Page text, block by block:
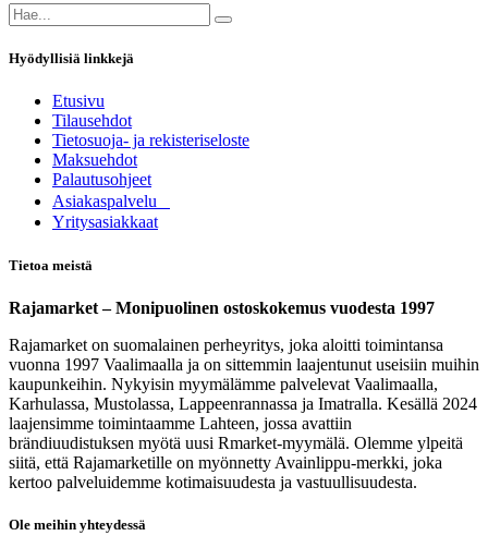
Hyödyllisiä linkkejä
Etusivu
Tilausehdot
Tietosuoja- ja rekisteriseloste
Maksuehdot
Palautusohjeet
Asia​k​aspalvelu
​Yritysasiakkaat
Tietoa meistä
Rajamarket – Monipuolinen ostoskokemus vuodesta 1997
Rajamarket on suomalainen perheyritys, joka aloitti toimintansa
vuonna 1997 Vaalimaalla ja on sittemmin laajentunut useisiin muihin
kaupunkeihin. Nykyisin myymälämme palvelevat Vaalimaalla,
Karhulassa, Mustolassa, Lappeenrannassa ja Imatralla. Kesällä 2024
laajensimme toimintaamme Lahteen, jossa avattiin
brändiuudistuksen myötä uusi Rmarket-myymälä. Olemme ylpeitä
siitä, että Rajamarketille on myönnetty Avainlippu-merkki, joka
kertoo palveluidemme kotimaisuudesta ja vastuullisuudesta.
Ole meihin yhteydessä